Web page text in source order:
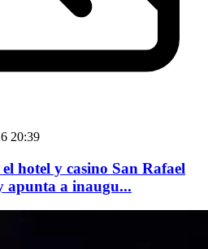
20:39
hotel y casino San Rafael
apunta a inaugu...